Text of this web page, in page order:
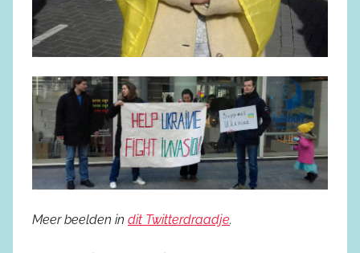
Meer beelden in dit Twitterdraadje.